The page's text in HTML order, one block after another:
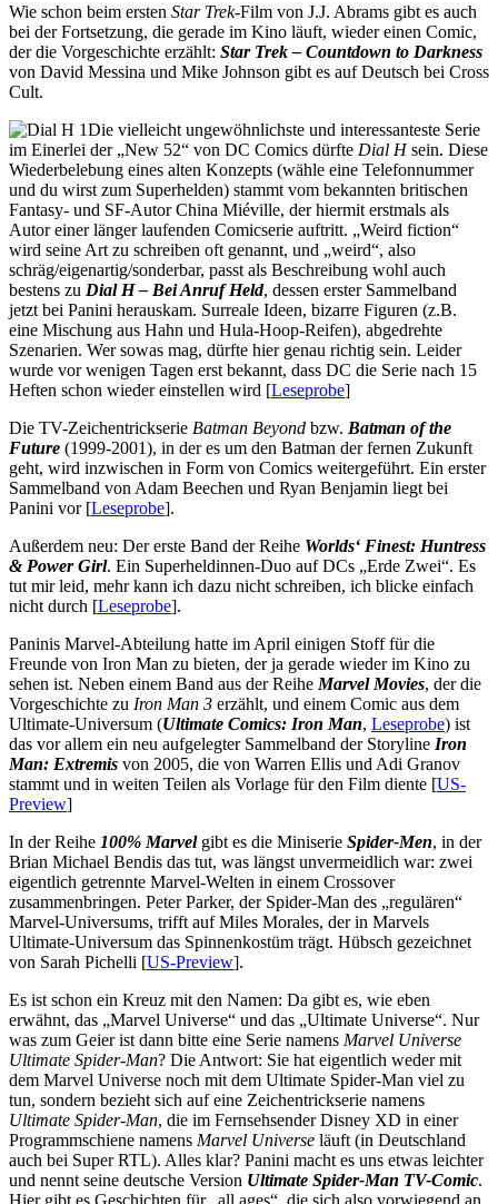
Wie schon beim ersten Star Trek-Film von J.J. Abrams gibt es auch
bei der Fortsetzung, die gerade im Kino läuft, wieder einen Comic,
der die Vorgeschichte erzählt: Star Trek – Countdown to Darkness
von David Messina und Mike Johnson gibt es auf Deutsch bei Cross
Cult.
Die vielleicht ungewöhnlichste und interessanteste Serie
im Einerlei der „New 52“ von DC Comics dürfte Dial Hsein. Diese
Wiederbelebung eines alten Konzepts (wähle eine Telefonnummer
und du wirst zum Superhelden) stammt vom bekannten britischen
Fantasy- und SF-Autor China Miéville, der hiermit erstmals als
Autor einer länger laufenden Comicserie auftritt. „Weird fiction“
wird seine Art zu schreiben oft genannt, und „weird“, also
schräg/eigenartig/sonderbar, passt als Beschreibung wohl auch
bestens zu Dial H – Bei Anruf Held, dessen erster Sammelband
jetzt bei Panini herauskam. Surreale Ideen, bizarre Figuren (z.B.
eine Mischung aus Hahn und Hula-Hoop-Reifen), abgedrehte
Szenarien. Wer sowas mag, dürfte hier genau richtig sein. Leider
wurde vor wenigen Tagen erst bekannt, dass DC die Serie nach 15
Heften schon wieder einstellen wird [Leseprobe]
Die TV-Zeichentrickserie Batman Beyond bzw. Batman of the
Future (1999-2001), in der es um den Batman der fernen Zukunft
geht, wird inzwischen in Form von Comics weitergeführt. Ein erster
Sammelband von Adam Beechen und Ryan Benjamin liegt bei
Panini vor [Leseprobe].
Außerdem neu: Der erste Band der Reihe Worlds‘ Finest: Huntress
& Power Girl. Ein Superheldinnen-Duo auf DCs „Erde Zwei“. Es
tut mir leid, mehr kann ich dazu nicht schreiben, ich blicke einfach
nicht durch [Leseprobe].
Paninis Marvel-Abteilung hatte im April einigen Stoff für die
Freunde von Iron Man zu bieten, der ja gerade wieder im Kino zu
sehen ist. Neben einem Band aus der Reihe Marvel Movies, der die
Vorgeschichte zu Iron Man 3 erzählt, und einem Comic aus dem
Ultimate-Universum (Ultimate Comics: Iron Man, Leseprobe) ist
das vor allem ein neu aufgelegter Sammelband der Storyline Iron
Man: Extremis von 2005, die von Warren Ellis und Adi Granov
stammt und in weiten Teilen als Vorlage für den Film diente [US-
Preview]
In der Reihe 100% Marvelgibt es die Miniserie Spider-Men, in der
Brian Michael Bendis das tut, was längst unvermeidlich war: zwei
eigentlich getrennte Marvel-Welten in einem Crossover
zusammenbringen. Peter Parker, der Spider-Man des „regulären“
Marvel-Universums, trifft auf Miles Morales, der in Marvels
Ultimate-Universum das Spinnenkostüm trägt. Hübsch gezeichnet
von Sarah Pichelli [US-Preview].
Es ist schon ein Kreuz mit den Namen: Da gibt es, wie eben
erwähnt, das „Marvel Universe“ und das „Ultimate Universe“. Nur
was zum Geier ist dann bitte eine Serie namens Marvel Universe
Ultimate Spider-Man? Die Antwort: Sie hat eigentlich weder mit
dem Marvel Universe noch mit dem Ultimate Spider-Man viel zu
tun, sondern bezieht sich auf eine Zeichentrickserie namens
Ultimate Spider-Man, die im Fernsehsender Disney XD in einer
Programmschiene namens Marvel Universe läuft (in Deutschland
auch bei Super RTL). Alles klar? Panini macht es uns etwas leichter
und nennt seine deutsche Version Ultimate Spider-Man TV-Comic.
Hier gibt es Geschichten für „all ages“, die sich also vorwiegend an